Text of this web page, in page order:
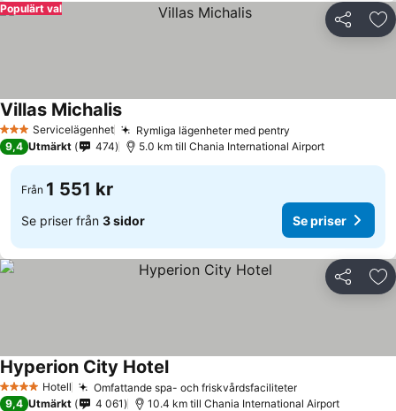
Dela
Populärt val
3 StjärnorServicelägenhet Rymliga lägenheter med pentry
Villas Michalis
9,4 Utmärkt 474 5.0 km till Chania International Airport
Från 1 551 kr
Se priser från 3 sidor Se priser
Dela
4 StjärnorHotell Omfattande spa- och friskvårdsfaciliteter
Hyperion City Hotel
9,4 Utmärkt 4 061 10.4 km till Chania International Airport